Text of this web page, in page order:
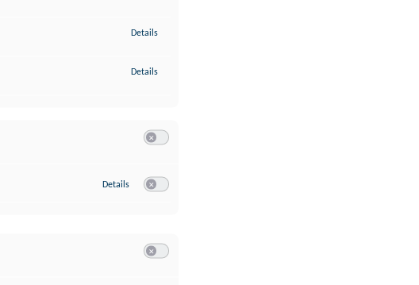
Details
Details
Details zu Google Analytics